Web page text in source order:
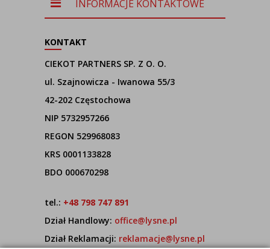
INFORMACJE KONTAKTOWE
KONTAKT
CIEKOT PARTNERS SP. Z O. O.
ul. Szajnowicza - Iwanowa 55/3
42-202 Częstochowa
NIP 5732957266
REGON 529968083
KRS 0001133828
BDO 000670298
tel.: +48 798 747 891
Dział Handlowy: office@lysne.pl
Dział Reklamacji: reklamacje@lysne.pl